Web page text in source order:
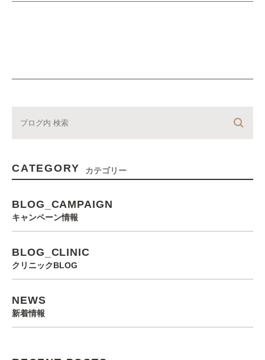
CATEGORY カテゴリー
BLOG_CAMPAIGN
キャンペーン情報
BLOG_CLINIC
クリニックBLOG
NEWS
新着情報